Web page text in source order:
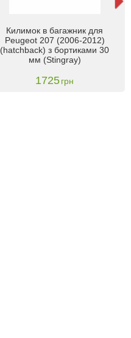
Килимок в багажник для
Peugeot 207 (2006-2012)
(hatchback) з бортиками 30
мм (Stingray)
1725грн